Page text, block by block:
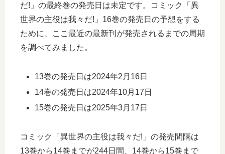
だ!」の最終巻の発売日は未定です。コミック「異
世界の主役は我々だ!」16巻の発売日の予想をする
ために、ここ最近の最新刊が発売されるまでの周期
を調べてみました。
13巻の発売日は2024年2月16日
14巻の発売日は2024年10月17日
15巻の発売日は2025年3月17日
コミック「異世界の主役は我々だ!」の発売間隔は
13巻から14巻までが244日間、14巻から15巻まで